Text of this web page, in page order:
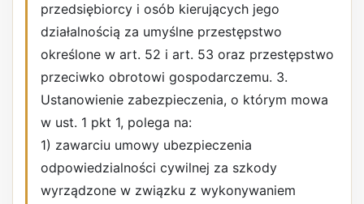
przedsiębiorcy i osób kierujących jego
działalnością za umyślne przestępstwo
określone w art. 52 i art. 53 oraz przestępstwo
przeciwko obrotowi gospodarczemu. 3.
Ustanowienie zabezpieczenia, o którym mowa
w ust. 1 pkt 1, polega na:
1) zawarciu umowy ubezpieczenia
odpowiedzialności cywilnej za szkody
wyrządzone w związku z wykonywaniem